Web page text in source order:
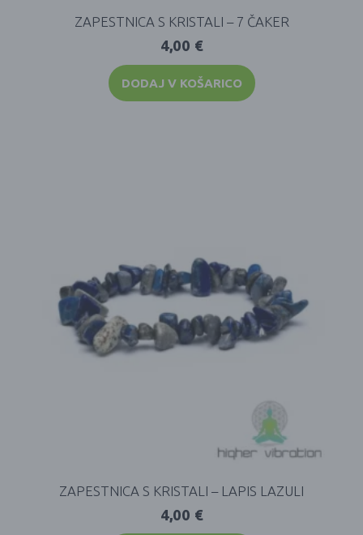
ZAPESTNICA S KRISTALI – 7 ČAKER
4,00 €
DODAJ V KOŠARICO
ZAPESTNICA S KRISTALI – LAPIS LAZULI
4,00 €